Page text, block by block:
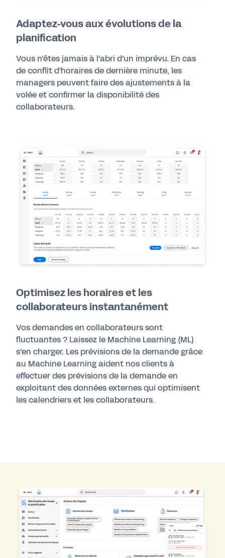
Adaptez-vous aux évolutions de la
planification
Vous n'êtes jamais à l'abri d'un imprévu. En cas
de conflit d'horaires de dernière minute, les
managers peuvent faire des ajustements à la
volée et confirmer la disponibilité des
collaborateurs.
Optimisez les horaires et les
collaborateurs instantanément
Vos demandes en collaborateurs sont
fluctuantes ? Laissez le Machine Learning (ML)
s'en charger. Les prévisions de la demande grâce
au Machine Learning aident nos clients à
effectuer des prévisions de la demande en
exploitant des données externes qui optimisent
les calendriers et les collaborateurs.